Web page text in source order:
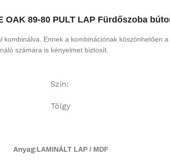
OAK 89-80 PULT LAP Fürdőszoba
kombinálva. Ennek a kombinációnak köszönhetően
számára is kényelmet biztosít.
Szín:
Tölgy
Anyag:LAMINÁLT LAP / MDF